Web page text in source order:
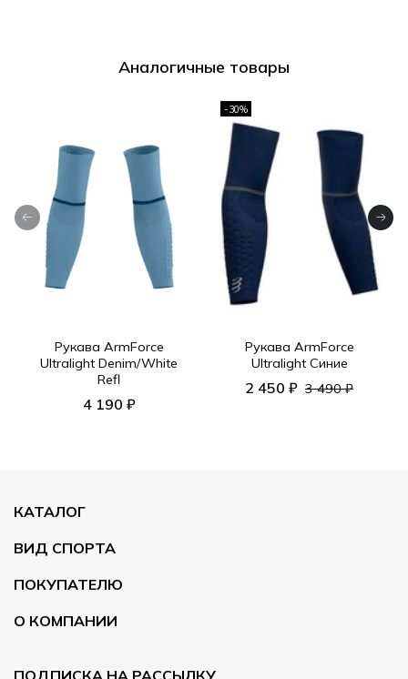
Аналогичные товары
Рукава ArmForce
Ultralight Denim/White
Refl
4 190 ₽
-30%
Рукава ArmForce
Ultralight Синие
2 450 ₽ 3 490 ₽
КАТАЛОГ
ВИД СПОРТА
ПОКУПАТЕЛЮ
О КОМПАНИИ
ПОДПИСКА НА РАССЫЛКУ